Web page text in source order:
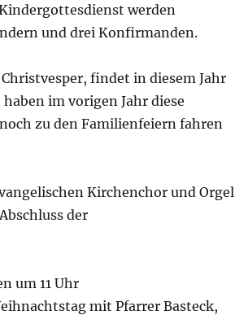
werden
und drei Konfirmanden.
findet in diesem Jahr
im vorigen Jahr diese
zu den Familienfeiern fahren
Kirchenchor und Orgel
der
um 11 Uhr
mit Pfarrer Basteck,